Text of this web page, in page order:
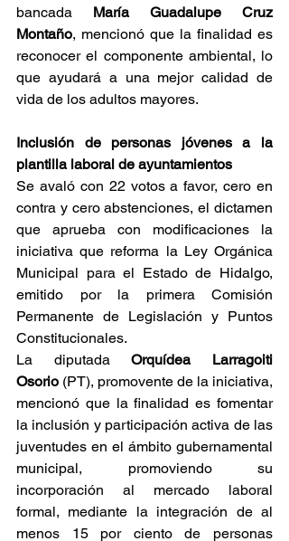
bancada María Guadalupe Cruz
Montaño, mencionó que la finalidad es
reconocer el componente ambiental, lo
que ayudará a una mejor calidad de
vida de los adultos mayores.
Inclusión de personas jóvenes a la
plantilla laboral de ayuntamientos
Se avaló con 22 votos a favor, cero en
contra y cero abstenciones, el dictamen
que aprueba con modificaciones la
iniciativa que reforma la Ley Orgánica
Municipal para el Estado de Hidalgo,
emitido por la primera Comisión
Permanente de Legislación y Puntos
Constitucionales.
La diputada Orquídea Larragoiti
Osorio (PT), promovente de la iniciativa,
mencionó que la finalidad es fomentar
la inclusión y participación activa de las
juventudes en el ámbito gubernamental
municipal, promoviendo su
incorporación al mercado laboral
formal, mediante la integración de al
menos 15 por ciento de personas